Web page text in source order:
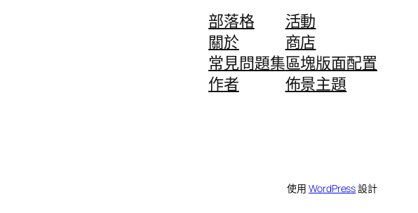
部落格
關於
常見問題集
作者
活動
商店
區塊版面配置
佈景主題
使用WordPress設計